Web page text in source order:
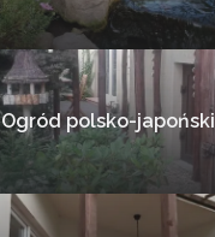
Ogród polsko-japoński